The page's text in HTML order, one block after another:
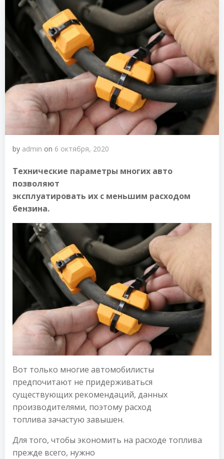
by admin on 6 октября, 2020
Технические параметры многих авто
позволяют
эксплуатировать их с меньшим расходом
бензина.
Вот только многие автомобилисты
предпочитают не придерживаться
существующих рекомендаций, данных
производителями, поэтому расход
топлива зачастую завышен.
Для того, чтобы экономить на расходе топлива
прежде всего, нужно